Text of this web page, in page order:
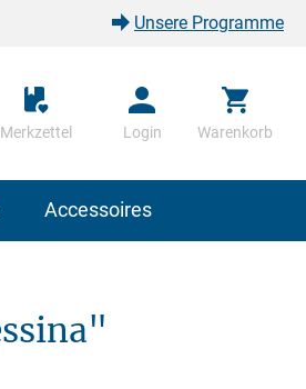
Unsere Programme
Merkzettel Login Warenkorb
Accessoires